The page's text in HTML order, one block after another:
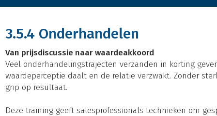
3.5.4 Onderhandelen
Van prijsdiscussie naar waardeakkoord
Veel onderhandelingstrajecten verzanden in korting
waardeperceptie daalt en de relatie verzwakt. Zonder
grip op resultaat.
Deze training geeft salesprofessionals technieken om